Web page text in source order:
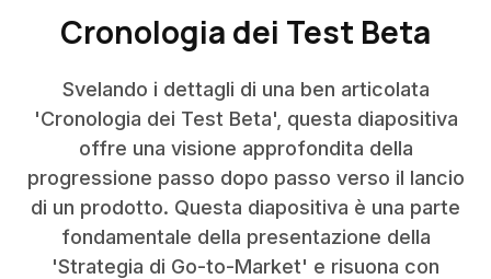
Cronologia dei Test Beta
Svelando i dettagli di una ben articolata
'Cronologia dei Test Beta', questa diapositiva
offre una visione approfondita della
progressione passo dopo passo verso il lancio
di un prodotto. Questa diapositiva è una parte
fondamentale della presentazione della
'Strategia di Go-to-Market' e risuona con